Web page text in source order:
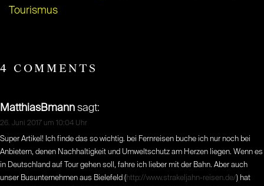
Tourismus
4 COMMENTS
MatthiasBmann sagt:
26. Juni 2017 um 10:04 Uhr
Super Artikel! Ich finde das so wichtig. bei Fernreisen buche ich nur noch bei
Anbietern, denen Nachhaltigkeit und Umweltschutz am Herzen liegen. Wenn es
in Deutschland auf Tour gehen soll, fahre ich lieber mit der Bahn. Aber auch
unser Busunternehmen aus Bielefeld (http://www.strakeljahn-reisen.de/) hat